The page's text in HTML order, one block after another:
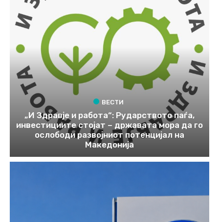
ВЕСТИ
„И Здравје и работа“: Рударството паѓа,
инвестициите стојат – државата мора да го
ослободи развојниот потенцијал на
Македонија